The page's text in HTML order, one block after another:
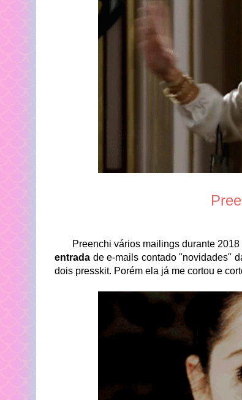
Preenchi vários mailings durante 2018
entrada de e-mails contado "novidades"
dois presskit. Porém ela já me cortou e